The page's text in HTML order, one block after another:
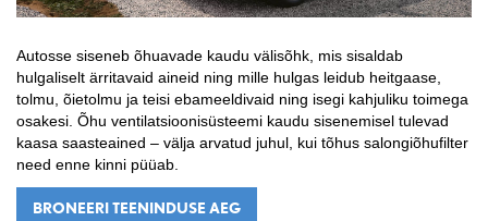
Autosse siseneb õhuavade kaudu välisõhk, mis sisaldab
hulgaliselt ärritavaid aineid ning mille hulgas leidub heitgaase,
tolmu, õietolmu ja teisi ebameeldivaid ning isegi kahjuliku toimega
osakesi. Õhu ventilatsioonisüsteemi kaudu sisenemisel tulevad
kaasa saasteained – välja arvatud juhul, kui tõhus salongiõhufilter
need enne kinni püüab.
BRONEERI TEENINDUSE AEG